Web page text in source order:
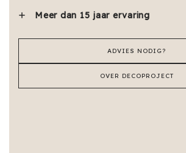
Meer dan 15 jaar ervaring
ADVIES NODIG?
OVER DECOPROJECT